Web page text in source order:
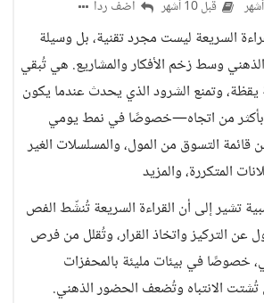
قبل 10 أشهر أضف ردا
السريعة ليست مجرد تقنية، بل وسيلة
وسط زخم الأفكار والمشاريع. هي تُبقي
يقظة، وتمنع الشرود الذي يحدث عندما يكون
بأكثر من اتجاه—خصوصًا في نمط يومي
قائمة التسوق من المول، والمسلسلات الغير
المتكررة، والمزيد
تشير إلى أن القراءة السريعة تُنشّط الفص
عن التركيز واتخاذ القرار، وتُقلل من فرص
خصوصًا في بيئات مليئة بالمحفزات
تُشتت الانتباه وتُضعف الحضور الذهني.